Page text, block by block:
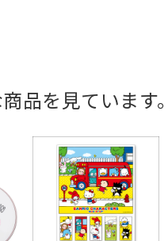
品を見ています。